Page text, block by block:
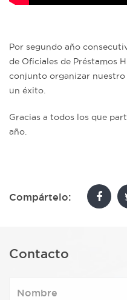
Por segundo año
de Oficiales de Préstamos
conjunto organizar nuestro
un éxito.
Gracias a todos los que
año.
Compártelo:
Contacto